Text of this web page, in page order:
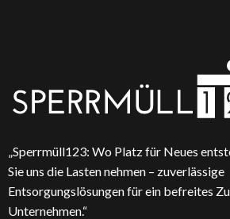
„Sperrmüll123: Wo Platz für Neues
Sie uns die Lasten nehmen – zuverlässige
Entsorgungslösungen für ein befreites
Unternehmen.“